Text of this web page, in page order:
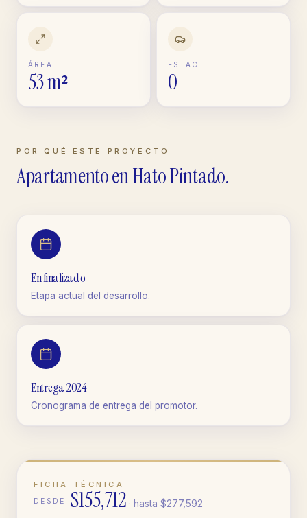
ÁREA
53 m²
ESTAC.
0
POR QUÉ ESTE PROYECTO
ApartamentoenHato Pintado.
En finalizado
Etapa actual del desarrollo.
Entrega 2024
Cronograma de entrega del promotor.
FICHA TÉCNICA
DESDE $155,712 · hasta$277,592